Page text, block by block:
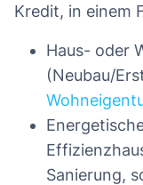
Kredit, in einem
Haus- oder
(Neubau/
Sanierung,